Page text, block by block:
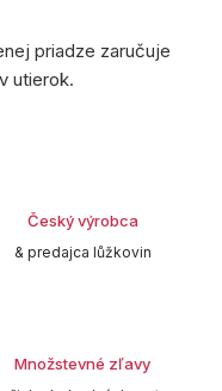
priadze zaručuje
utierok.
Český výrobca
& predajca lůžkovin
Množstevné zľavy